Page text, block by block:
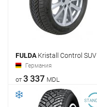
FULDAKristall Control SUV
Германия
от 3 337 MDL